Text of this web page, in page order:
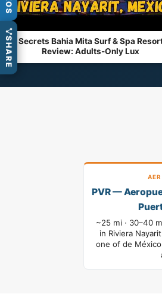
Secrets Bahia Mita Surf & Spa
Review: Adults-Only Lux
PVR —
~25 mi · 30–40
in Riviera
one of de
SHARE